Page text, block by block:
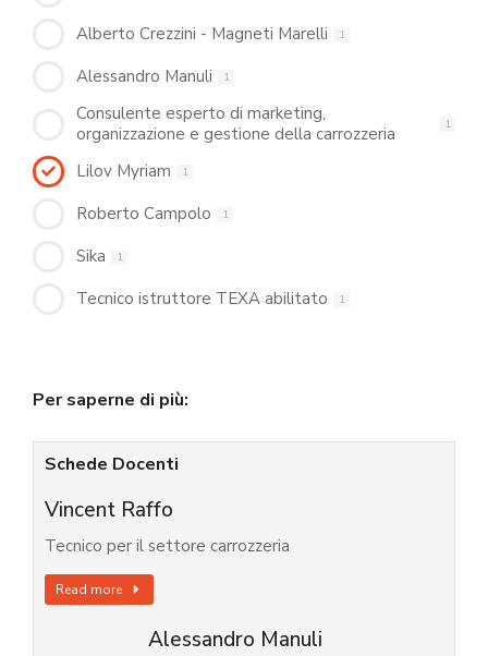
Alberto Crezzini - Magneti Marelli
1
Alessandro Manuli 1
Consulente esperto di marketing,
organizzazione e gestione della carrozzeria
1
Lilov Myriam 1
Roberto Campolo 1
Sika 1
Tecnico istruttore TEXA abilitato 1
Per saperne di più:
Schede Docenti
Vincent Raffo
Tecnico per il settore carrozzeria
Read more
Alessandro Manuli